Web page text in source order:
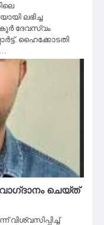
ലഭിച്ച
ദേവസ്വം
ഹൈക്കോടതി
ചെയ്ത്
വിശ്വസിപ്പിച്ച്